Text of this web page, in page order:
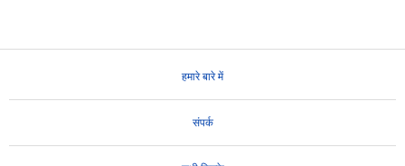
हमारे बारे में
संपर्क